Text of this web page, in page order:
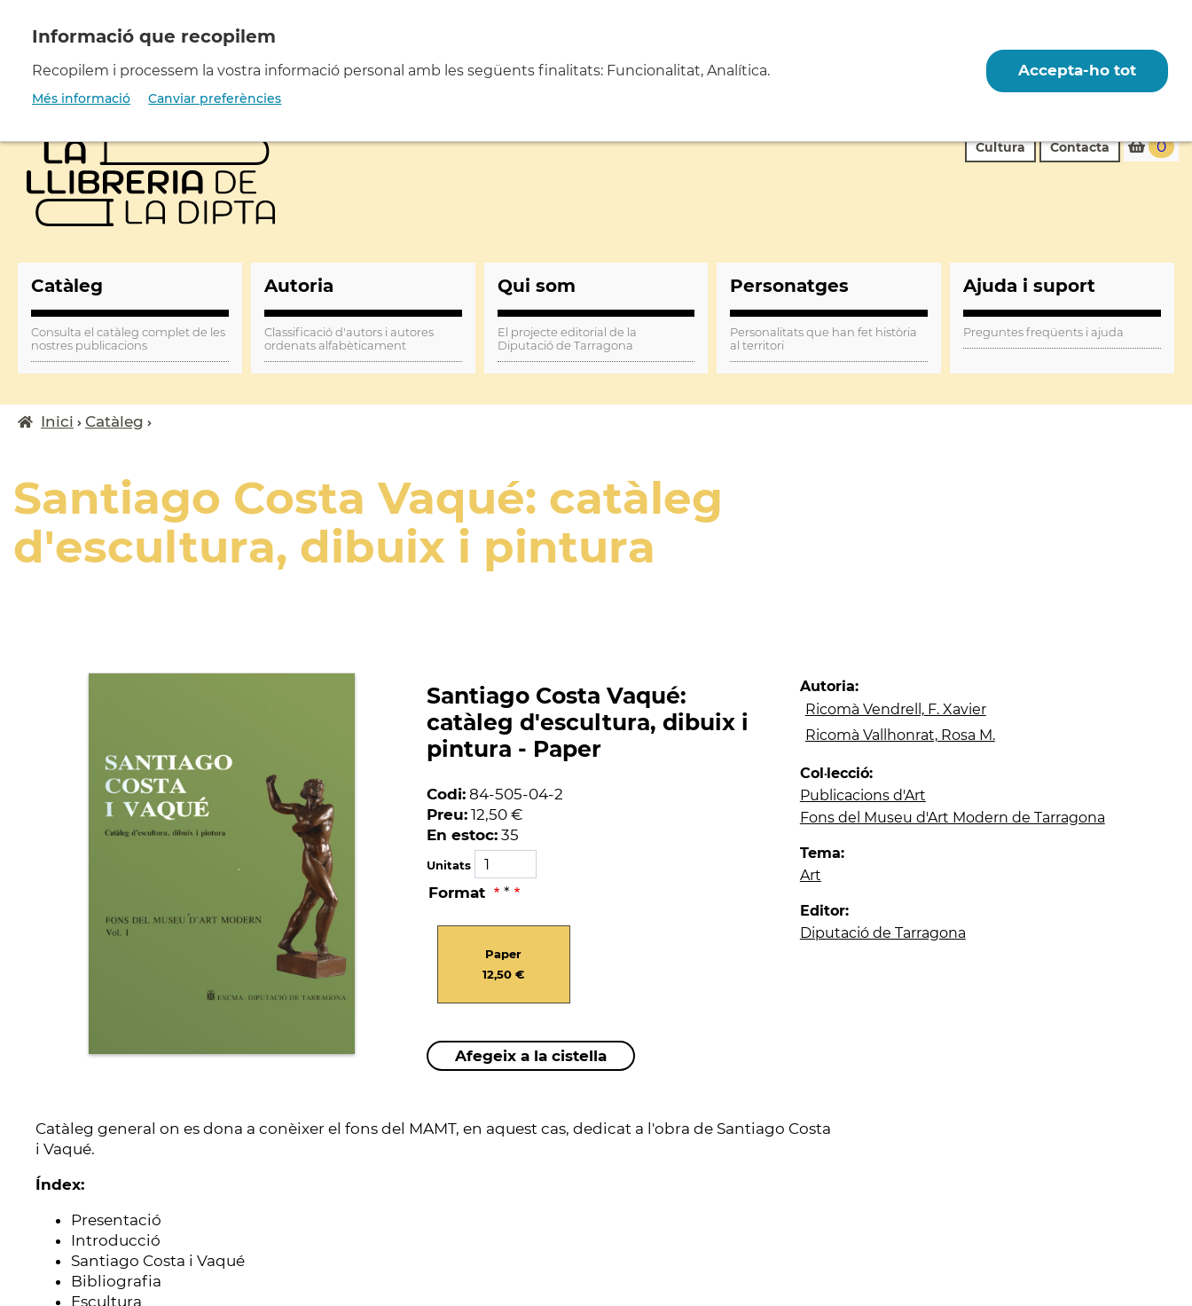
Cultura Contacta 0
Catàleg
Consulta el catàleg complet de les
nostres publicacions
Autoria
Classificació d'autors i autores
ordenats alfabèticament
Qui som
El projecte editorial de la
Diputació de Tarragona
Personatges
Personalitats que han fet història
al territori
Ajuda i suport
Preguntes freqüents i ajuda
Fil
Inici Catàleg
Santiago Costa Vaqué: catàleg
d'escultura, dibuix i pintura
Santiago Costa Vaqué:
catàleg d'escultura, dibuix i
pintura - Paper
Codi: 84-505-04-2
Preu: 12,50 €
En estoc: 35
Unitats
Format *
Paper
12,50 €
Autoria:
Ricomà Vendrell, F. Xavier
Ricomà Vallhonrat, Rosa M.
Col·lecció:
Publicacions d'Art
Fons del Museu d'Art Modern de Tarragona
Tema:
Art
Editor:
Diputació de Tarragona
Catàleg general on es dona a conèixer el fons del MAMT, en aquest cas, dedicat a l'obra de Santiago Costa
i Vaqué.
Índex:
Presentació
Introducció
Santiago Costa i Vaqué
Bibliografia
Escultura
Recopilem i processem la vostra informació personal amb les següents finalitats: Funcionalitat, Analítica.
Més informació Canviar preferències
Accepta-ho tot